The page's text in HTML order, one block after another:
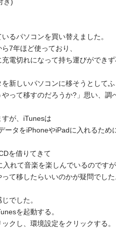
るパソコンを買い替えました。
7年ほど使っており、
電切れになって持ち運びができず
新しいパソコンに移そうとしてふ
って移すのだろうか?」思い、調
が、iTunesは
ータをiPhoneやiPadに入れるため
を借りてきて
れて音楽を楽しんでいるのですが
て移したらいいのかが疑問でした
でした。
を起動する。
クし、環境設定をクリックする。